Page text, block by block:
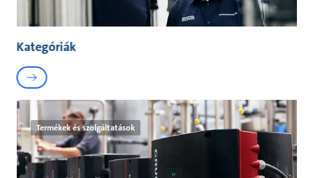
Kategóriák
Termékek és szolgáltatások